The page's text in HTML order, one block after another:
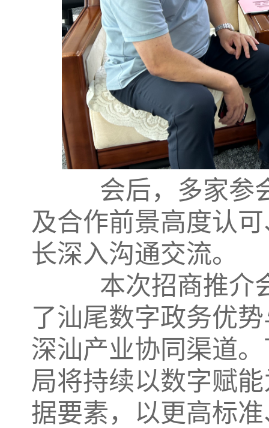
会后，多家参会
及合作前景高度认
长深入沟通交流。
本次招商推介会
了汕尾数字政务优
深汕产业协同渠道
局将持续以数字赋
据要素，以更高标